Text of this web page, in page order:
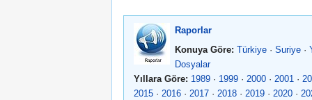
Raporlar
Konuya Göre: Türkiye· Suriye·
Dosyalar
Yıllara Göre: 1989 · 1999 · 2000 · 2001 ·
2015 · 2016 · 2017 · 2018 · 2019 · 2020 ·